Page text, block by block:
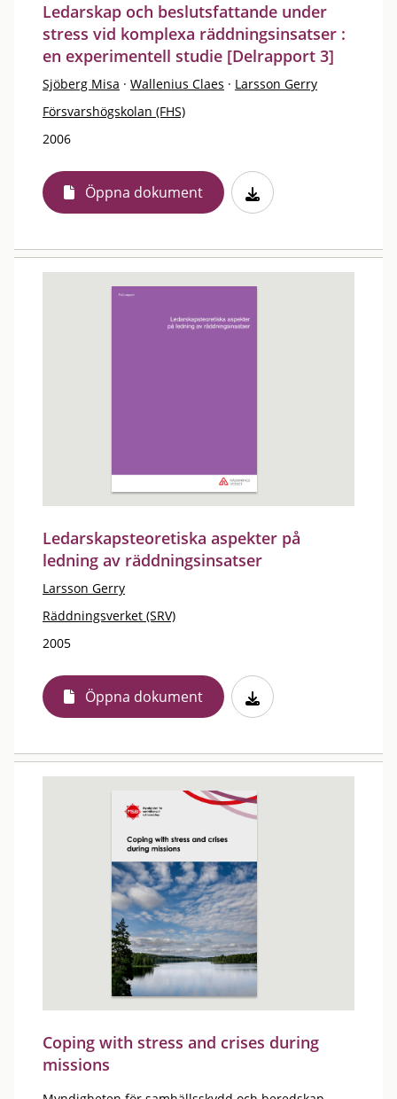
Ledarskap och beslutsfattande under
stress vid komplexa räddningsinsatser :
en experimentell studie [Delrapport 3]
Sjöberg Misa · Wallenius Claes · Larsson Gerry
Försvarshögskolan (FHS)
2006
Öppna dokument
Ledarskapsteoretiska aspekter på
ledning av räddningsinsatser
Larsson Gerry
Räddningsverket (SRV)
2005
Öppna dokument
Coping with stress and crises during
missions